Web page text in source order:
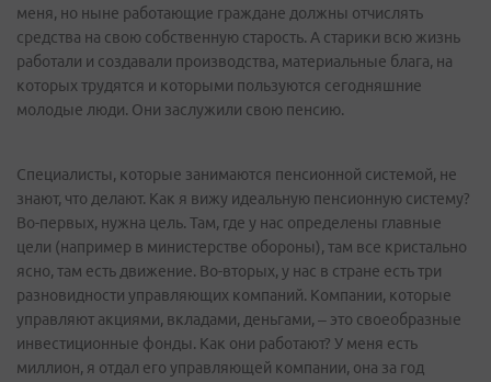
меня, но ныне работающие граждане должны отчислять
средства на свою собственную старость. А старики всю жизнь
работали и создавали производства, материальные блага, на
которых трудятся и которыми пользуются сегодняшние
молодые люди. Они заслужили свою пенсию.
Специалисты, которые занимаются пенсионной системой, не
знают, что делают. Как я вижу идеальную пенсионную систему?
Во-первых, нужна цель. Там, где у нас определены главные
цели (например в министерстве обороны), там все кристально
ясно, там есть движение. Во-вторых, у нас в стране есть три
разновидности управляющих компаний. Компании, которые
управляют акциями, вкладами, деньгами, – это своеобразные
инвестиционные фонды. Как они работают? У меня есть
миллион, я отдал его управляющей компании, она за год